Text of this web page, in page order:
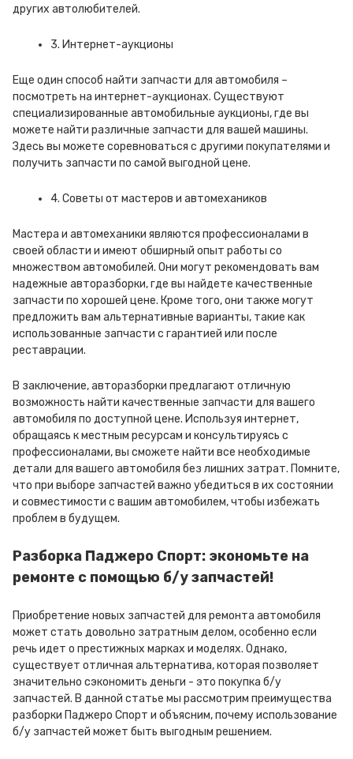
других автолюбителей.
3. Интернет-аукционы
Еще один способ найти запчасти для автомобиля –
посмотреть на интернет-аукционах. Существуют
специализированные автомобильные аукционы, где вы
можете найти различные запчасти для вашей машины.
Здесь вы можете соревноваться с другими покупателями и
получить запчасти по самой выгодной цене.
4. Советы от мастеров и автомехаников
Мастера и автомеханики являются профессионалами в
своей области и имеют обширный опыт работы со
множеством автомобилей. Они могут рекомендовать вам
надежные авторазборки, где вы найдете качественные
запчасти по хорошей цене. Кроме того, они также могут
предложить вам альтернативные варианты, такие как
использованные запчасти с гарантией или после
реставрации.
В заключение, авторазборки предлагают отличную
возможность найти качественные запчасти для вашего
автомобиля по доступной цене. Используя интернет,
обращаясь к местным ресурсам и консультируясь с
профессионалами, вы сможете найти все необходимые
детали для вашего автомобиля без лишних затрат. Помните,
что при выборе запчастей важно убедиться в их состоянии
и совместимости с вашим автомобилем, чтобы избежать
проблем в будущем.
Разборка Паджеро Спорт: экономьте на
ремонте с помощью б/у запчастей!
Приобретение новых запчастей для ремонта автомобиля
может стать довольно затратным делом, особенно если
речь идет о престижных марках и моделях. Однако,
существует отличная альтернатива, которая позволяет
значительно сэкономить деньги - это покупка б/у
запчастей. В данной статье мы рассмотрим преимущества
разборки Паджеро Спорт и объясним, почему использование
б/у запчастей может быть выгодным решением.